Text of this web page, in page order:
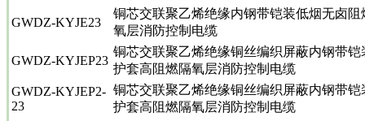
GWDZ-KYJE23
铜芯交联聚乙烯绝缘内钢带铠装低烟无卤
氧层消防控制电缆
GWDZ-KYJEP23
铜芯交联聚乙烯绝缘铜丝编织屏蔽内钢带
护套高阻燃隔氧层消防控制电缆
GWDZ-KYJEP2-
23
铜芯交联聚乙烯绝缘铜丝编织屏蔽内钢带
护套高阻燃隔氧层消防控制电缆